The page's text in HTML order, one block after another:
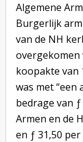
Algemene
Burgerlijk
van de NH
overgekomen
koopakte van
was met “een
bedrage van
Armen en de
en ƒ 31,50